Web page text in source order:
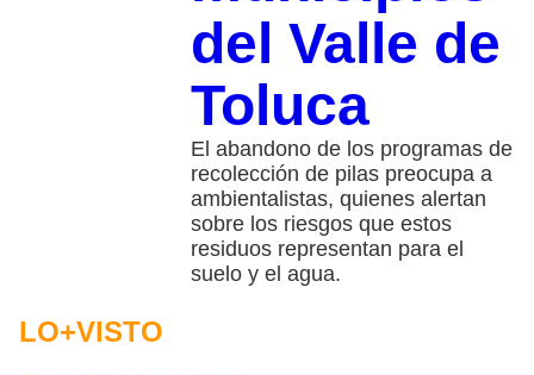
del Valle de
Toluca
El abandono de los programas de
recolección de pilas preocupa a
ambientalistas, quienes alertan
sobre los riesgos que estos
residuos representan para el
suelo y el agua.
LO+VISTO